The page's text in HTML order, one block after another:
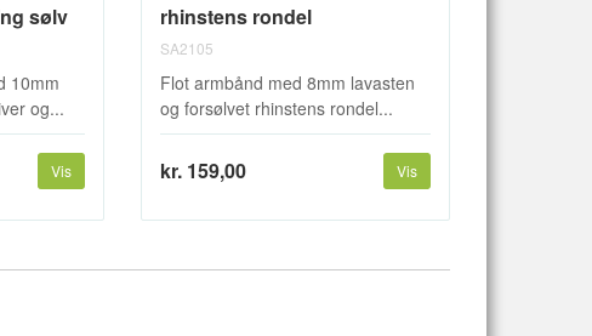
sølv
10mm
og...
Vis
rhinstens rondel
SA2105
Flot armbånd med 8mm lavasten
og forsølvet rhinstens rondel...
kr. 159,00 Vis